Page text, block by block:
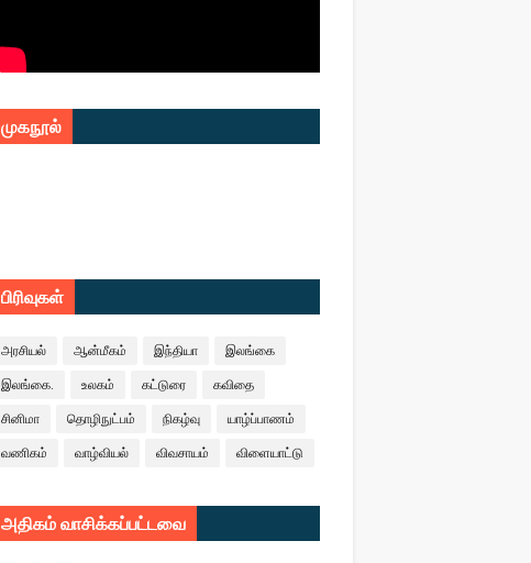
முகநூல்
பிரிவுகள்
அரசியல் ஆன்மீகம் இந்தியா இலங்கை
இலங்கை. உலகம் கட்டுரை கவிதை
சினிமா தொழிநுட்பம் நிகழ்வு யாழ்ப்பாணம்
வணிகம் வாழ்வியல் விவசாயம் விளையாட்டு
அதிகம் வாசிக்கப்பட்டவை